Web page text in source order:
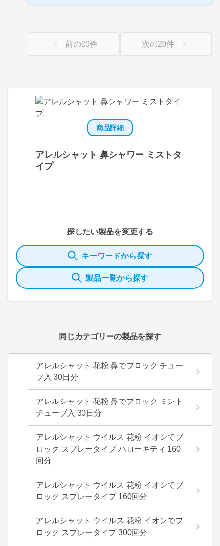
商品詳細
アレルシャット 鼻シャワー ミストタ
イプ
探したい製品を変更する
キーワードから探す
製品一覧から探す
同じカテゴリーの製品を探す
アレルシャット 花粉 鼻でブロック チュー
ブ入 30日分
アレルシャット 花粉 鼻でブロック ミント
チューブ入 30日分
アレルシャット ウイルス 花粉 イオンでブ
ロック スプレータイプ ハローキティ 160
回分
アレルシャット ウイルス 花粉 イオンでブ
ロック スプレータイプ 160回分
アレルシャット ウイルス 花粉 イオンでブ
ロック スプレータイプ 300回分
前の20件 次の20件